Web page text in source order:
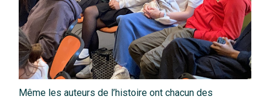
Même les auteurs de l’histoire ont chacun des